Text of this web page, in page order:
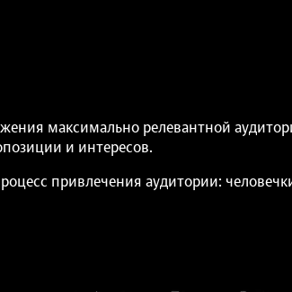
максимально релевантной
и интересов.
привлечения аудитории: